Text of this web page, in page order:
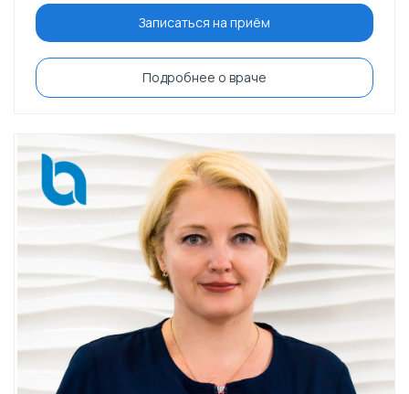
Записаться на приём
Подробнее о враче